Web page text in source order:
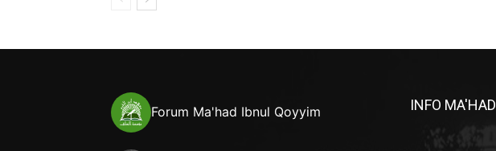
Forum Ma'had Ibnul Qoyyim INFO MA'HAD